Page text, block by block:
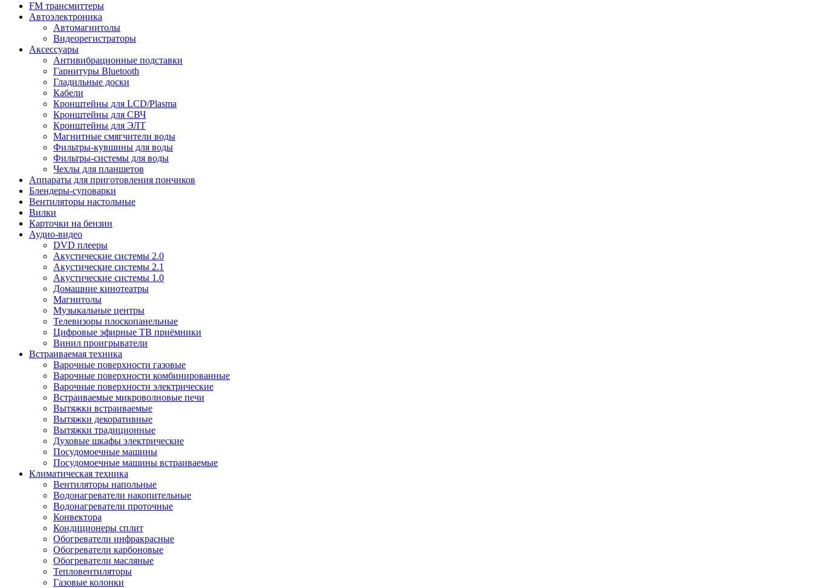
FM трансмиттеры
Автоэлектроника
Автомагнитолы
Видеорегистраторы
Аксессуары
Антивибрационные подставки
Гарнитуры Bluetooth
Гладильные доски
Кабели
Кронштейны для LCD/Plasma
Кронштейны для СВЧ
Кронштейны для ЭЛТ
Магнитные смягчители воды
Фильтры-кувшины для воды
Фильтры-системы для воды
Чехлы для планшетов
Аппараты для приготовления пончиков
Блендеры-суповарки
Вентиляторы настольные
Вилки
Карточки на бензин
Аудио-видео
DVD плееры
Акустические системы 2.0
Акустические системы 2.1
Акустические системы 1.0
Домашние кинотеатры
Магнитолы
Музыкальные центры
Телевизоры плоскопанельные
Цифровые эфирные ТВ приёмники
Винил проигрыватели
Встраиваемая техника
Варочные поверхности газовые
Варочные поверхности комбинированные
Варочные поверхности электрические
Встраиваемые микроволновые печи
Вытяжки встраиваемые
Вытяжки декоративные
Вытяжки традиционные
Духовые шкафы электрические
Посудомоечные машины
Посудомоечные машины встраиваемые
Климатическая техника
Вентиляторы напольные
Водонагреватели накопительные
Водонагреватели проточные
Конвектора
Кондиционеры сплит
Обогреватели инфракрасные
Обогреватели карбоновые
Обогреватели масляные
Тепловентиляторы
Газовые колонки